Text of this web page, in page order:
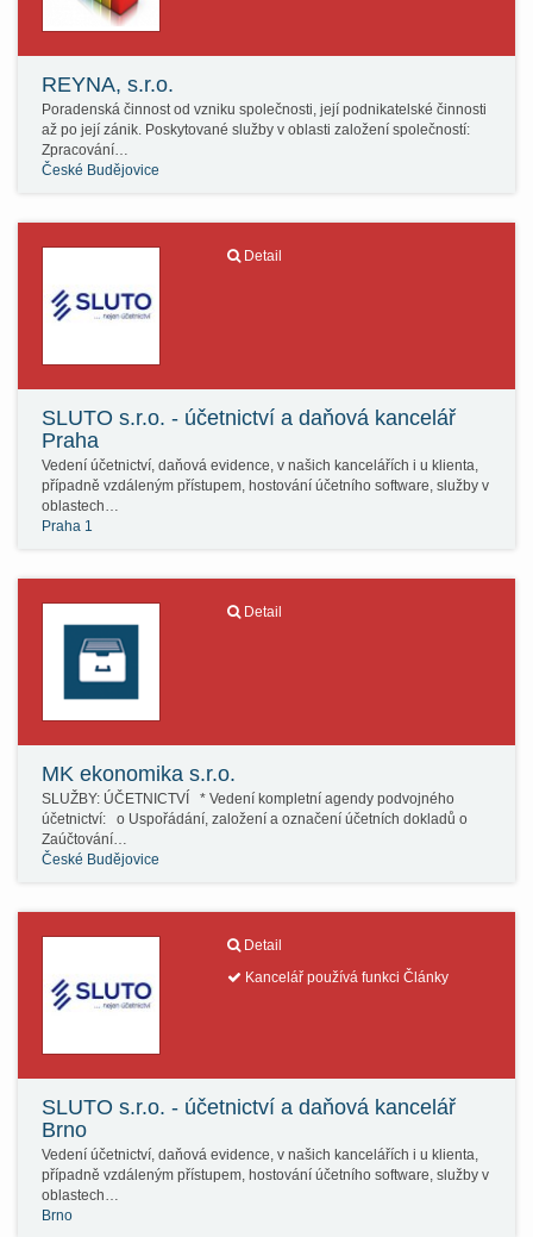
REYNA, s.r.o.
Poradenská činnost od vzniku společnosti, její podnikatelské činnosti
až po její zánik. Poskytované služby v oblasti založení společností:
Zpracování…
České Budějovice
Detail
SLUTO s.r.o. - účetnictví a daňová kancelář
Praha
Vedení účetnictví, daňová evidence, v našich kancelářích i u klienta,
případně vzdáleným přístupem, hostování účetního software, služby v
oblastech…
Praha 1
Detail
MK ekonomika s.r.o.
SLUŽBY: ÚČETNICTVÍ * Vedení kompletní agendy podvojného
účetnictví: o Uspořádání, založení a označení účetních dokladů o
Zaúčtování…
České Budějovice
Detail
Kancelář používá funkci Články
SLUTO s.r.o. - účetnictví a daňová kancelář
Brno
Vedení účetnictví, daňová evidence, v našich kancelářích i u klienta,
případně vzdáleným přístupem, hostování účetního software, služby v
oblastech…
Brno